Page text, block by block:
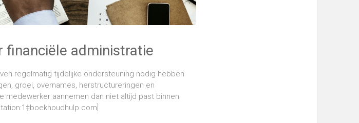
financiële administratie
regelmatig tijdelijke ondersteuning nodig hebben
groei, overnames, herstructureringen en
aannemen dan niet altijd past binnen